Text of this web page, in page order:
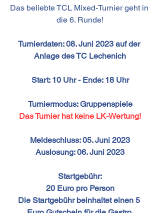
Das beliebte TCL Mixed-Turnier geht in
die 6. Runde!
Turnierdaten: 08. Juni 2023 auf der
Anlage des TC Lechenich
Start: 10 Uhr - Ende: 18 Uhr
Turniermodus: Gruppenspiele
Das Turnier hat keine LK-Wertung!
Meldeschluss: 05. Juni 2023
Auslosung: 06. Juni 2023
Startgebühr:
20 Euro pro Person
Die Startgebühr beinhaltet einen 5